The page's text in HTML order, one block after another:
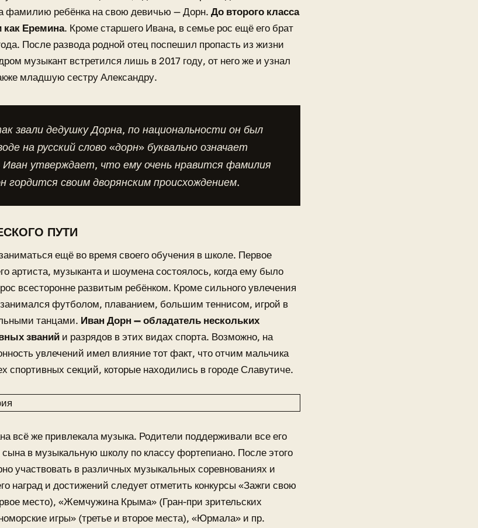
фамилию ребёнка на свою девичью — Дорн. До второго класса
Еремина. Кроме старшего Ивана, в семье рос ещё его брат
После развода родной отец поспешил пропасть из жизни
музыкант встретился лишь в 2017 году, от него же и узнал
младшую сестру Александру.
звали дедушку Дорна, по национальности он был
на русский слово «дорн» буквально означает
утверждает, что ему очень нравится фамилия
гордится своим дворянским происхождением.
ПУТИ
ещё во время своего обучения в школе. Первое
артиста, музыканта и шоумена состоялось, когда ему было
всесторонне развитым ребёнком. Кроме сильного увлечения
футболом, плаванием, большим теннисом, игрой в
танцами. Иван Дорн — обладатель нескольких
званий и разрядов в этих видах спорта. Возможно, на
увлечений имел влияние тот факт, что отчим мальчика
спортивных секций, которые находились в городе Славутиче.
всё же привлекала музыка. Родители поддерживали все его
в музыкальную школу по классу фортепиано. После этого
участвовать в различных музыкальных соревнованиях и
наград и достижений следует отметить конкурсы «Зажги свою
место), «Жемчужина Крыма» (Гран-при зрительских
игры» (третье и второе места), «Юрмала» и пр.